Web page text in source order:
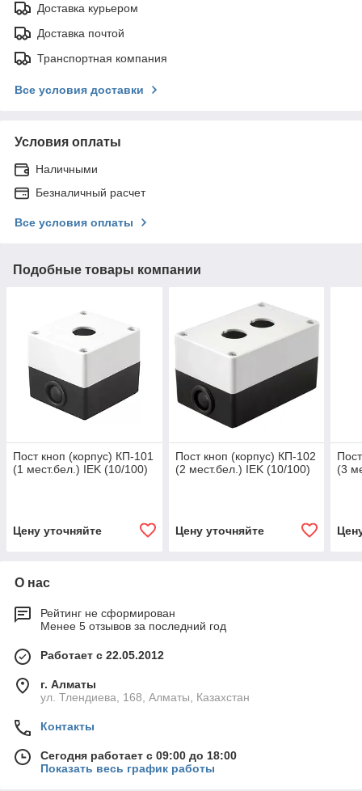
Доставка курьером
Доставка почтой
Транспортная компания
Все условия доставки
Условия оплаты
Наличными
Безналичный расчет
Все условия оплаты
Подобные товары компании
Пост кноп (корпус) КП-101
(1 мест.бел.) IEK (10/100)
Цену уточняйте
Пост кноп (корпус) КП-102
(2 мест.бел.) IEK (10/100)
Цену уточняйте
(3
О нас
Рейтинг не сформирован
Менее 5 отзывов за последний год
Работает с 22.05.2012
г. Алматы
ул. Тлендиева, 168, Алматы, Казахстан
Контакты
Сегодня работает с 09:00 до 18:00
Показать весь график работы